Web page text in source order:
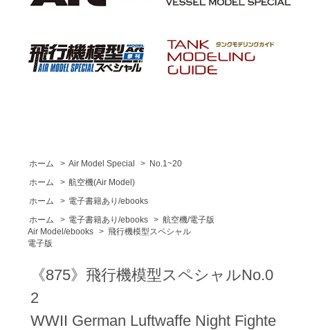
ホーム > Air Model Special > No.1~20
ホーム
> 航空機(Air Model)
ホーム
> 電子書籍あり/ebooks
ホーム
> 電子書籍あり/ebooks > 航空機/電子版
Air Model/ebooks > 飛行機模型スペシャル
電子版
《875》飛行機模型スペシャルNo.0
2
WWII German Luftwaffe Night Fighte